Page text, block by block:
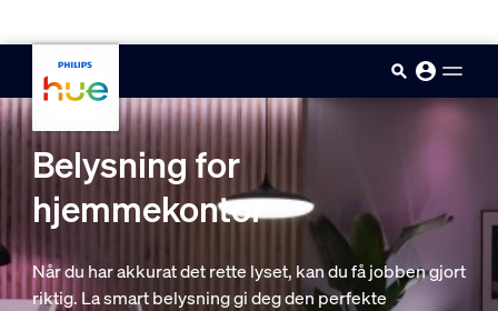
Belysning for
hjemmekontor
Når du har akkurat det rette lyset, kan du få jobben gjort
riktig. La smart belysning gi deg den perfekte